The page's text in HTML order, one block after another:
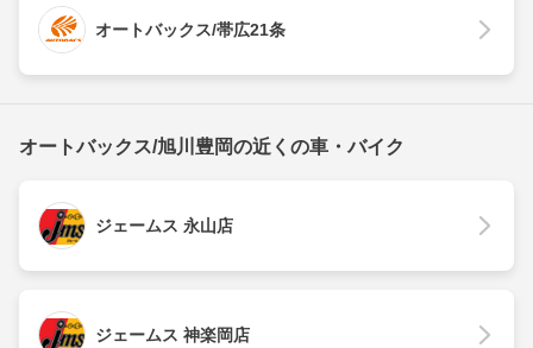
オートバックス/帯広21条
オートバックス/旭川豊岡の近くの車・バイク
ジェームス 永山店
ジェームス 神楽岡店